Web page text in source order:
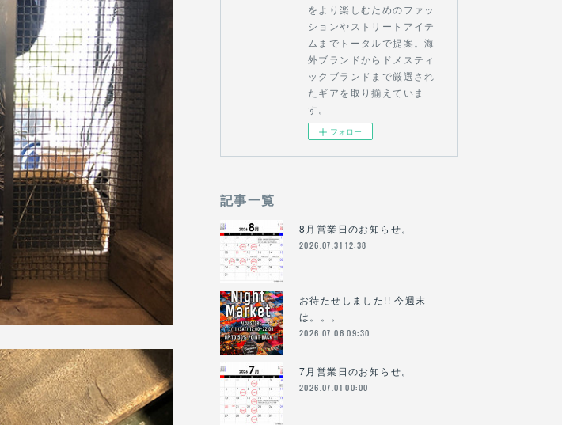
をより楽しむためのファッ
ションやストリートアイテ
ムまでトータルで提案。海
外ブランドからドメスティ
ックブランドまで厳選され
たギアを取り揃えていま
す。
フォロー
記事一覧
8月営業日のお知らせ。
2026.07.31 12:38
お待たせしました!! 今週末
は。。。
2026.07.06 09:30
7月営業日のお知らせ。
2026.07.01 00:00